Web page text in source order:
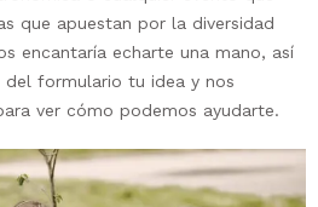
que apuestan por la diversidad
encantaría echarte una mano, así
formulario tu idea y nos
ver cómo podemos ayudarte.